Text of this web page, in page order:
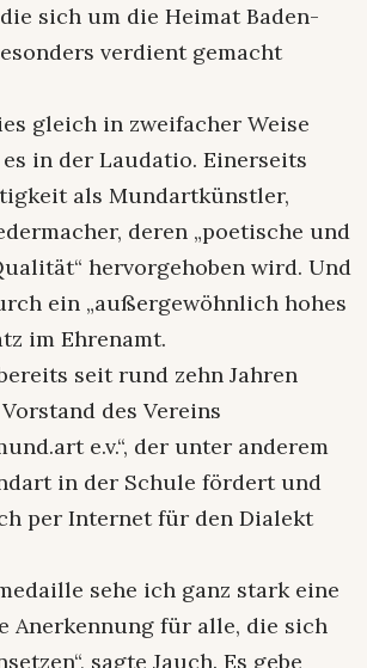
sich um die Heimat Baden-
verdient gemacht
gleich in zweifacher Weise
in der Laudatio. Einerseits
als Mundartkünstler,
deren „poetische und
hervorgehoben wird. Und
ein „außergewöhnlich hohes
im Ehrenamt.
seit rund zehn Jahren
des Vereins
e.v.“, der unter anderem
in der Schule fördert und
per Internet für den Dialekt
sehe ich ganz stark eine
Anerkennung für alle, die sich
sagte Jauch. Es gebe